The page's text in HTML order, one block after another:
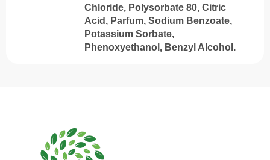
Chloride, Polysorbate 80, Citric
Acid, Parfum, Sodium Benzoate,
Potassium Sorbate,
Phenoxyethanol, Benzyl Alcohol.